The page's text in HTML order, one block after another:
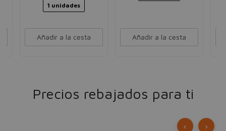
1 unidades
Añadir a la cesta Añadir a la cesta
Precios rebajados para ti
‹ ›